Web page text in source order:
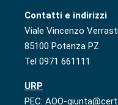
Contatti e indirizzi
Viale Vincenzo
85100 Potenza PZ
Tel 0971 661111
URP
PEC: AOO-